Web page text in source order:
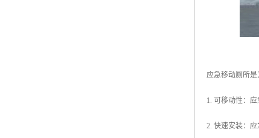
应急移动厕所是
1. 可移动性：
2. 快速安装：